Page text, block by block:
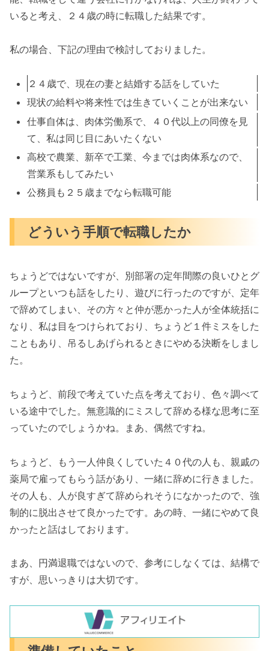
いると考え、２４歳の時に転職した結果です。
私の場合、下記の理由で検討しておりました。
２４歳で、現在の妻と結婚する話をしていた
現状の給料や将来性では生きていくことが出来ない
仕事自体は、肉体労働系で、４０代以上の同僚を見
て、私は同じ目にあいたくない
高校で農業、新卒で工業、今までは肉体系なので、
営業系もしてみたい
公務員も２５歳までなら転職可能
どういう手順で転職したか
ちょうどではないですが、別部署の定年間際の良いひとグ
ループといつも話をしたり、遊びに行ったのですが、定年
で辞めてしまい、その方々と仲が悪かった人が全体統括に
なり、私は目をつけられており、ちょうど１件ミスをした
こともあり、吊るしあげられるときにやめる決断をしまし
た。
ちょうど、前段で考えていた点を考えており、色々調べて
いる途中でした。無意識的にミスして辞める様な思考に至
っていたのでしょうかね。まあ、偶然ですね。
ちょうど、もう一人仲良くしていた４０代の人も、親戚の
薬局で雇ってもらう話があり、一緒に辞めに行きました。
その人も、人が良すぎて辞められそうになかったので、強
制的に脱出させて良かったです。あの時、一緒にやめて良
かったと話はしております。
まあ、円満退職ではないので、参考にしなくては、結構で
すが、思いっきりは大切です。